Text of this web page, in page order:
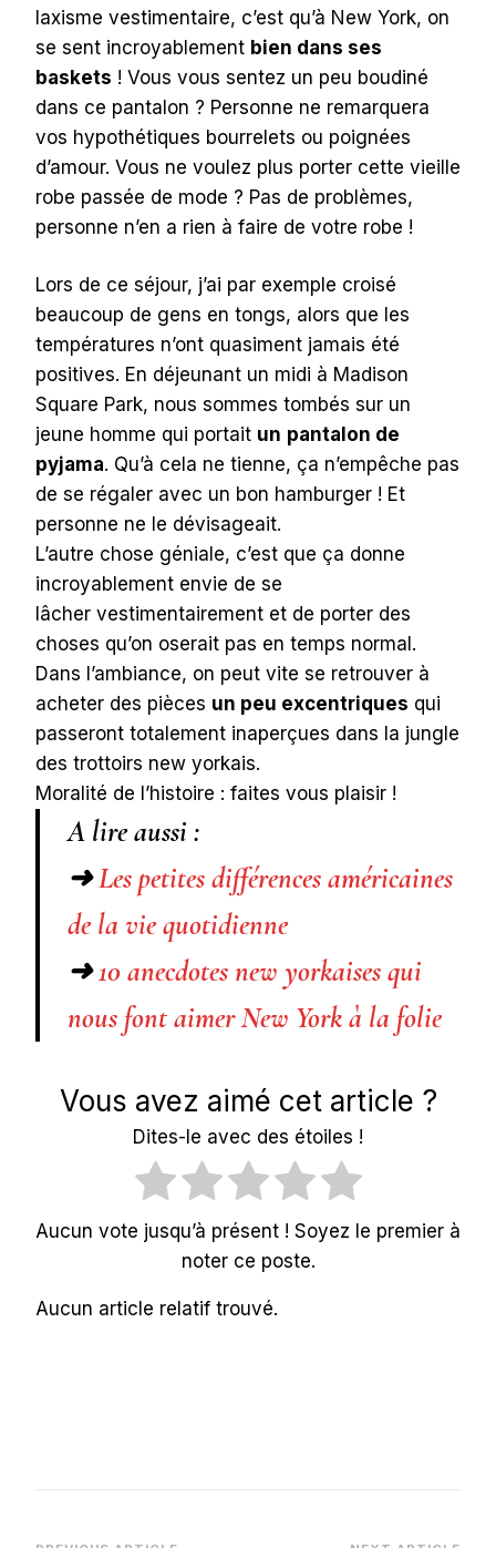
laxisme vestimentaire, c’est qu’à New York, on
se sent incroyablement bien dans ses
baskets ! Vous vous sentez un peu boudiné
dans ce pantalon ? Personne ne remarquera
vos hypothétiques bourrelets ou poignées
d’amour. Vous ne voulez plus porter cette vieille
robe passée de mode ? Pas de problèmes,
personne n’en a rien à faire de votre robe !
Lors de ce séjour, j’ai par exemple croisé
beaucoup de gens en tongs, alors que les
températures n’ont quasiment jamais été
positives. En déjeunant un midi à Madison
Square Park, nous sommes tombés sur un
jeune homme qui portait un pantalon de
pyjama. Qu’à cela ne tienne, ça n’empêche pas
de se régaler avec un bon hamburger ! Et
personne ne le dévisageait.
L’autre chose géniale, c’est que ça donne
incroyablement envie de se
lâcher vestimentairement et de porter des
choses qu’on oserait pas en temps normal.
Dans l’ambiance, on peut vite se retrouver à
acheter des pièces un peu excentriques qui
passeront totalement inaperçues dans la jungle
des trottoirs new yorkais.
Moralité de l’histoire : faites vous plaisir !
A lire aussi :
➜Les petites différences américaines
de la vie quotidienne
➜10 anecdotes new yorkaises qui
nous font aimer New York à la folie
Vous avez aimé cet article ?
Dites-le avec des étoiles !
Aucun vote jusqu’à présent ! Soyez le premier à
noter ce poste.
Aucun article relatif trouvé.